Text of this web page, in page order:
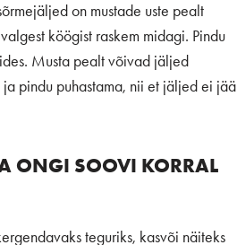
on mustade uste pealt
köögist raskem midagi. Pindu
Musta pealt võivad jäljed
pindu puhastama, nii et jäljed ei jää
ONGI SOOVI KORRAL
teguriks, kasvõi näiteks